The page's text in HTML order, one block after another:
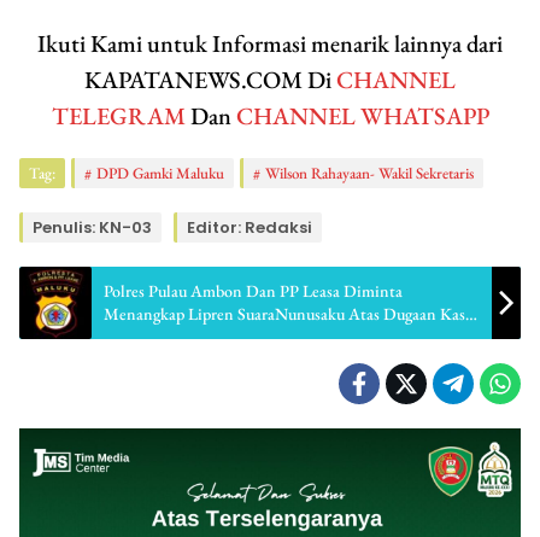
Ikuti Kami untuk Informasi menarik lainnya dari
KAPATANEWS.COM DiCHANNEL
TELEGRAMDanCHANNEL WHATSAPP
Tag: DPD Gamki Maluku Wilson Rahayaan- Wakil Sekretaris
Penulis: KN-03 Editor: Redaksi
Polres Pulau Ambon Dan PP Leasa Diminta
Menangkap Lipren SuaraNunusaku Atas Dugaan Kasus
Penimbunan BBM Ilegal